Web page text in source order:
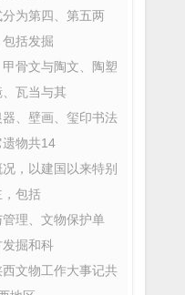
为第四、第五两
括发掘
骨文与陶文、陶塑
瓦当与其
、壁画、玺印书法
物共14
，以建国以来特别
包括
理、文物保护单
掘和科
文物工作大事记共